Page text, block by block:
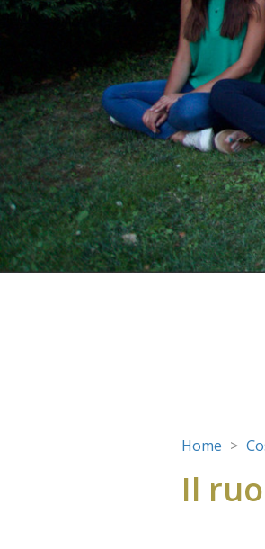
Home
Il